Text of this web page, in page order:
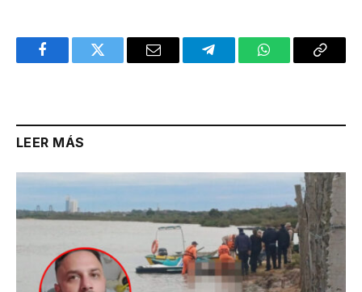
FacebookTwitter Email TelegramWhatsAppCopy
LEER MÁS